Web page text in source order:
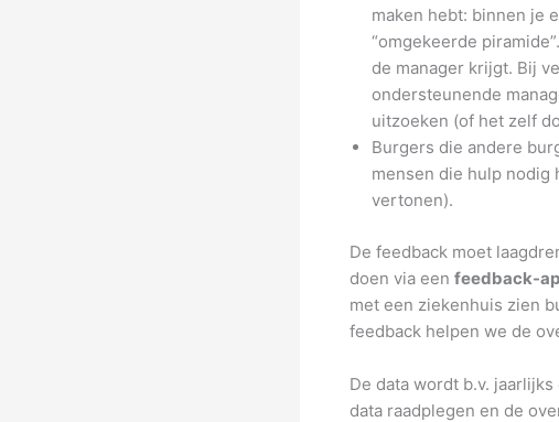
maken hebt: binnen je
“omgekeerde
de manager krijgt. Bij
ondersteunende
uitzoeken (of het zelf
Burgers die andere
mensen die hulp nodig
vertonen).
De feedback moet
doen via een feedback-
met een ziekenhuis zien
feedback helpen we de
De data wordt b.v.
data raadplegen en de